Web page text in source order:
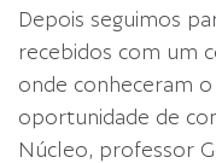
Depois seguimos
recebidos com um
onde conheceram
oportunidade de
Núcleo, professor